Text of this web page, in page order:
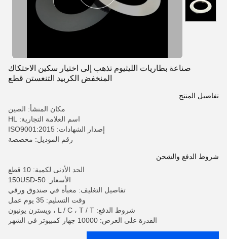
صناعة بطاريات الليثيوم تذهب إلى اختيار سكين الاحتكاك
المنخفض الكربيد التنغستن قطع
تفاصيل المنتج
مكان المنشأ: الصين
اسم العلامة التجارية: HL
إصدار الشهادات: ISO9001:2015
رقم الموديل: مخصصة
شروط الدفع والشحن
الحد الأدنى لكمية: 10 قطع
الأسعار: 50-150USD
تفاصيل التغليف: معبأة في صندوق ورقي
وقت التسليم: 35 يوم عمل
شروط الدفع: L / C ، T / T ، ويسترن يونيون
القدرة على العرض: 10000 جهاز كمبيوتر في الشهر